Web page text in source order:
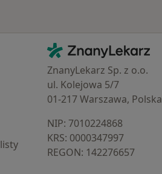
Kontakt
ZnanyLekarz - Strona główna
ZnanyLekarz Sp. z o.o.
ul. Kolejowa 5/7
01-217 Warszawa, Polska
NIP: ⁠7010224868
KRS: ⁠0000347997
REGON: ⁠142276657